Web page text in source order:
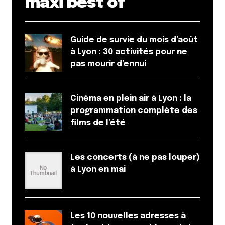
Répondre
Bon on parle de face, de ride a quand le lancement
d’une pétition pour remettre en service le télésiège
de la Sarra ?
littlecelt
2 décembre 2010 à 10 h 56 min
Répondre
2 décembre 2010 à 11 h 04 min
Guide de survie du mois d’août
à Lyon : 30 activités pour ne
pas mourir d’ennui
Cinéma en plein air à Lyon : la
programmation complète des
films de l’été
Les concerts (à ne pas louper)
à Lyon en mai
Les 10 nouvelles adresses à